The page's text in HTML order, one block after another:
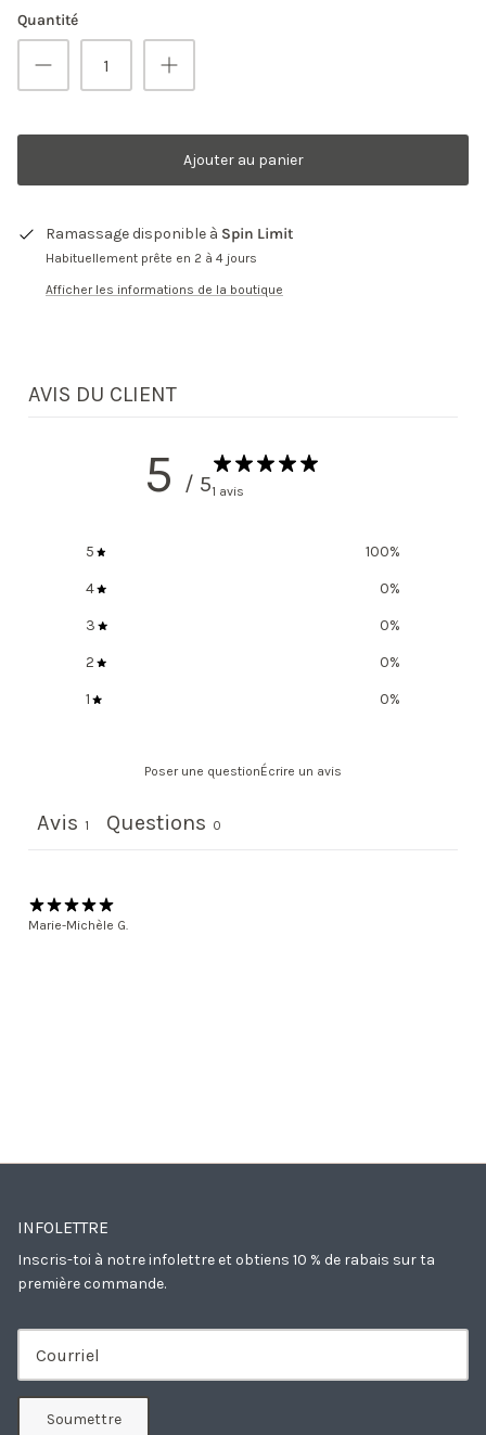
Quantité
Ajouter au panier
Ramassage disponible à Spin Limit
Habituellement prête en 2 à 4 jours
Afficher les informations de la boutique
AVIS DU CLIENT
5 / 51 avis
5 100%
4
0%
3
0%
2
0%
1
0%
Poser une questionÉcrire un avis
Avis 1 Questions 0
Marie-Michèle G.
INFOLETTRE
Inscris-toi à notre infolettre et obtiens 10 % de rabais sur ta
première commande.
Soumettre